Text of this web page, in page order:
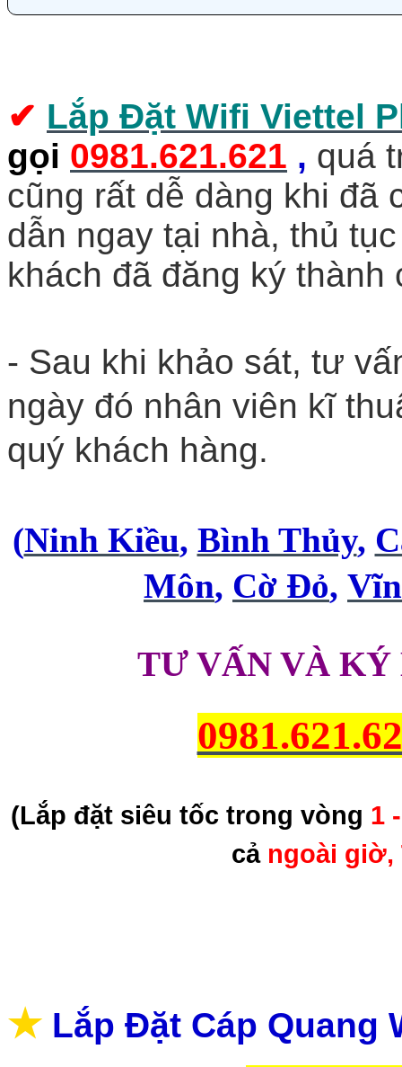
✔ Lắp Đặt Wifi Viettel
gọi 0981.621.621 , quá
cũng rất dễ dàng khi đã
dẫn ngay tại nhà, thủ
khách đã đăng ký thành
- Sau khi khảo sát, tư
ngày đó nhân viên kĩ
quý khách hàng.
(Ninh Kiều, Bình Thủy,
Môn, Cờ Đỏ,
TƯ VẤN VÀ KÝ
(Lắp đặt siêu tốc trong vòng 1
cả ngoài giờ,
★ Lắp Đặt Cáp Quang